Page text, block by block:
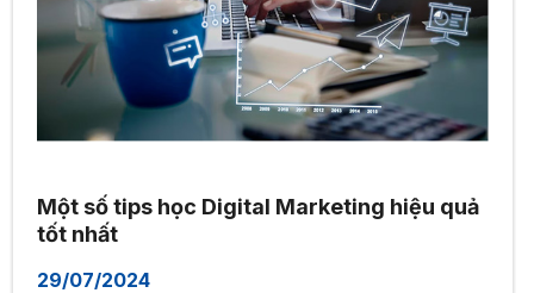
Một số tips học Digital Marketing hiệu quả
tốt nhất
29/07/2024